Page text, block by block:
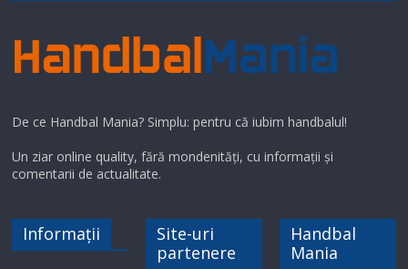
De ce Handbal Mania? Simplu: pentru că iubim handbalul!
Un ziar online quality, fără mondenități, cu informații și
comentarii de actualitate.
Informații
Site-uri
partenere
Handbal
Mania